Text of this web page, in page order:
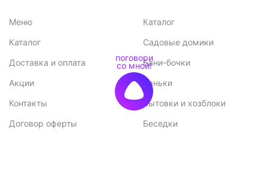
Меню
Каталог
Доставка и оплата
Акции
Контакты
Договор оферты
Каталог
Садовые домики
Бани-бочки
Баньки
Бытовки и хозблоки
Беседки